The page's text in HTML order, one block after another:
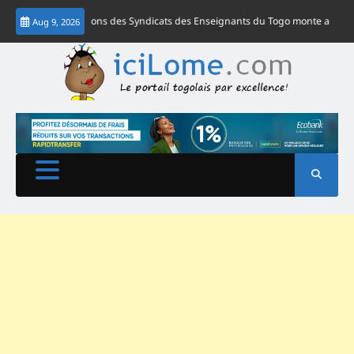
Skip
content
Aug 9, 2026
Fédérations des Syndicats des Enseignants du Togo monte au créneau